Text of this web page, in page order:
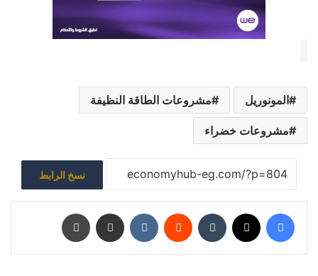
المونوريل مشروعات الطاقة النظيفة
مشروعات خضراء
نسخ الرابط